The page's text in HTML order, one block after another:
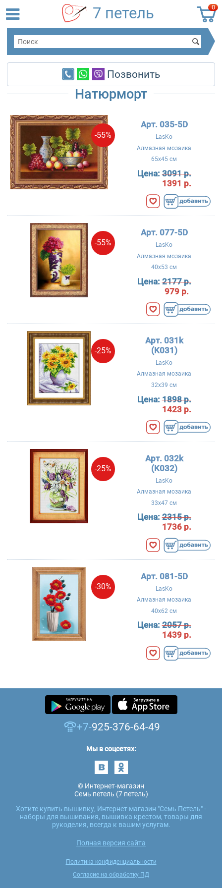
0
7 петель
Позвонить
Натюрморт
-55%
Арт. 035-5D
LasKo
Алмазная мозаика
65x45 см
Цена:3091 р.
1391 р.
-55%
Арт. 077-5D
LasKo
Алмазная мозаика
40x53 см
Цена:2177 р.
979 р.
-25%
Арт. 031k
(K031)
LasKo
Алмазная мозаика
32x39 см
Цена:1898 р.
1423 р.
-25%
Арт. 032k
(K032)
LasKo
Алмазная мозаика
33x47 см
Цена:2315 р.
1736 р.
-30%
Арт. 081-5D
LasKo
Алмазная мозаика
40x62 см
Цена:2057 р.
1439 р.
+7-925-376-64-49
Мы в соцсетях:
© Интернет-магазин
Семь петель (7 петель)
Хотите купить вышивку, Интернет магазин "Семь Петель" -
наборы для вышивания, вышивка крестом, товары для
рукоделия, всегда к вашим услугам.
Полная версия сайта
Политика конфиденциальности
Согласие на обработку ПД